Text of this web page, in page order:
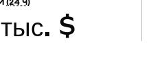
(24 Ч)
$